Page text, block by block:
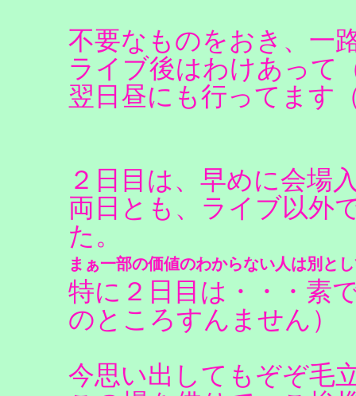
不要なものをおき、一
ライブ後はわけあって
翌日昼にも行ってます
２日目は、早めに会場
両日とも、ライブ以外
た。
まぁ一部の価値のわからない人は別と
特に２日目は・・・素
のところすんません）
今思い出してもぞぞ毛